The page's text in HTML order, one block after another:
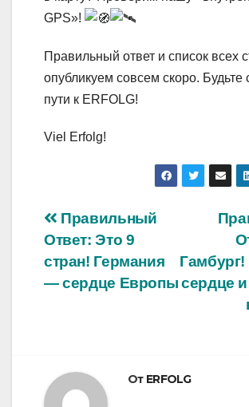
GPS»!
Правильный ответ и список всех
опубликуем совсем скоро. Будьте
пути к ERFOLG!
Viel Erfolg!
Навигация
по
записям
сердце
Правильный
Ответ: Это 9
стран! Германия
— сердце Европы
От ERFOLG